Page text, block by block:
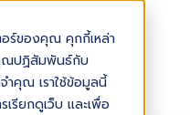
ร์ของคุณ คุกกี้เหล่า
คุณปฏิสัมพันธ์กับ
ำคุณ เราใช้ข้อมูลนี้
รียกดูเว็บ และเพื่อ